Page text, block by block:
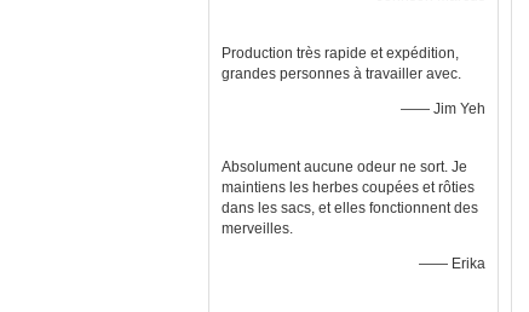
Production très rapide et expédition,
grandes personnes à travailler avec.
—— Jim Yeh
Absolument aucune odeur ne sort. Je
maintiens les herbes coupées et rôties
dans les sacs, et elles fonctionnent des
merveilles.
—— Erika